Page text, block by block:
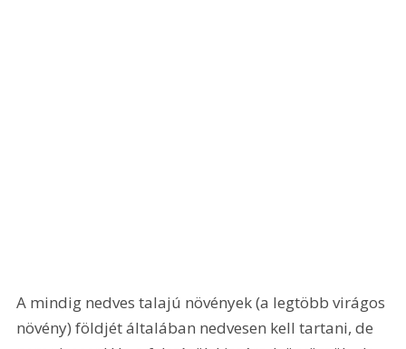
A mindig nedves talajú növények (a legtöbb virágos
növény) földjét általában nedvesen kell tartani, de